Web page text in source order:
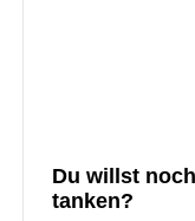
Du willst
tanken?